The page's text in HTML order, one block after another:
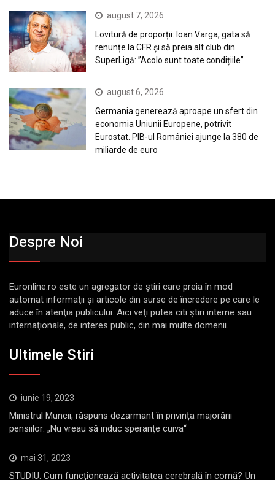
august 7, 2026
Lovitură de proporții: Ioan Varga, gata să
renunțe la CFR și să preia alt club din
SuperLigă: ”Acolo sunt toate condițiile”
august 6, 2026
Germania generează aproape un sfert din
economia Uniunii Europene, potrivit
Eurostat. PIB-ul României ajunge la 380 de
miliarde de euro
Despre Noi
Euronline.ro este un agregator de ştiri care preia în mod
automat informaţii şi articole din surse de încredere pe care le
aduce în atenţia publicului. Aici veţi putea citi ştiri interne sau
internaţionale, de interes public, din mai multe domenii.
Ultimele Stiri
iunie 19, 2023
Ministrul Muncii, răspuns dezarmant în privința majorării
pensiilor: „Nu vreau să induc speranţe cuiva“
mai 31, 2023
STUDIU. Cum funcționează activitatea cerebrală în comă? Un